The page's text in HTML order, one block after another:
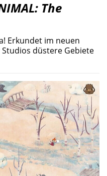
The
Erkundet im neuen
düstere Gebiete